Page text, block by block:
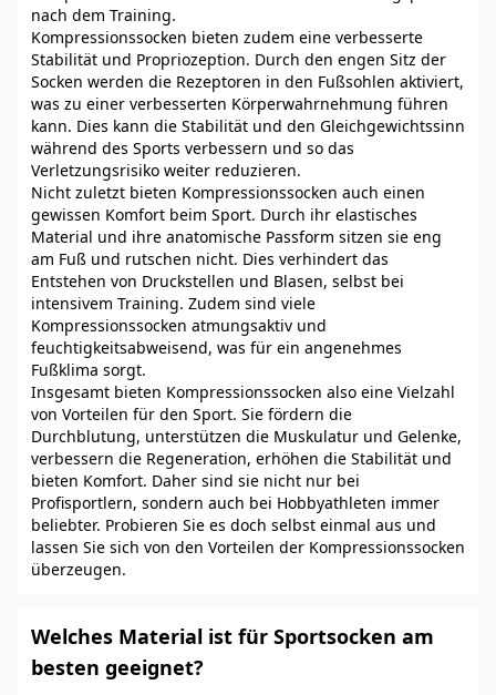
nach dem Training.
Kompressionssocken bieten zudem eine verbesserte
Stabilität und Propriozeption. Durch den engen Sitz der
Socken werden die Rezeptoren in den Fußsohlen aktiviert,
was zu einer verbesserten Körperwahrnehmung führen
kann. Dies kann die Stabilität und den Gleichgewichtssinn
während des Sports verbessern und so das
Verletzungsrisiko weiter reduzieren.
Nicht zuletzt bieten Kompressionssocken auch einen
gewissen Komfort beim Sport. Durch ihr elastisches
Material und ihre anatomische Passform sitzen sie eng
am Fuß und rutschen nicht. Dies verhindert das
Entstehen von Druckstellen und Blasen, selbst bei
intensivem Training. Zudem sind viele
Kompressionssocken atmungsaktiv und
feuchtigkeitsabweisend, was für ein angenehmes
Fußklima sorgt.
Insgesamt bieten Kompressionssocken also eine Vielzahl
von Vorteilen für den Sport. Sie fördern die
Durchblutung, unterstützen die Muskulatur und Gelenke,
verbessern die Regeneration, erhöhen die Stabilität und
bieten Komfort. Daher sind sie nicht nur bei
Profisportlern, sondern auch bei Hobbyathleten immer
beliebter. Probieren Sie es doch selbst einmal aus und
lassen Sie sich von den Vorteilen der Kompressionssocken
überzeugen.
Welches Material ist für Sportsocken am
besten geeignet?